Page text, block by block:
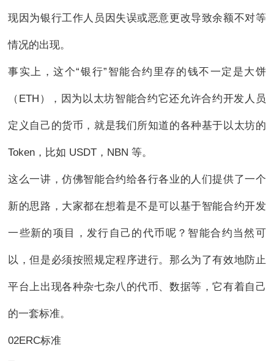
现因为银行工作人员因失误或恶意更改导致余额不对等
情况的出现。
事实上，这个“银行”智能合约里存的钱不一定是大饼
（ETH），因为以太坊智能合约它还允许合约开发人员
定义自己的货币，就是我们所知道的各种基于以太坊的
Token，比如 USDT，NBN 等。
这么一讲，仿佛智能合约给各行各业的人们提供了一个
新的思路，大家都在想着是不是可以基于智能合约开发
一些新的项目，发行自己的代币呢？智能合约当然可
以，但是必须按照规定程序进行。那么为了有效地防止
平台上出现各种杂七杂八的代币、数据等，它有着自己
的一套标准。
02ERC标准